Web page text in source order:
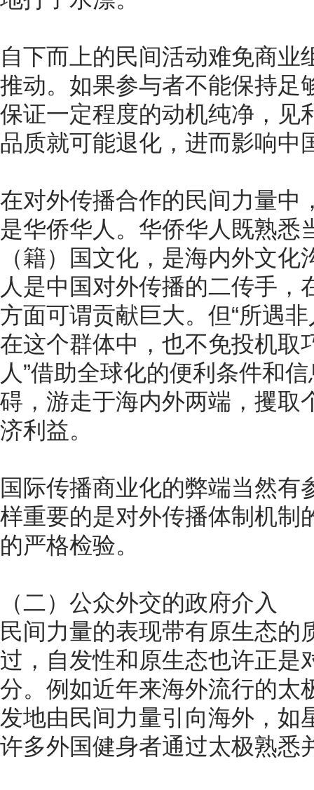
自下而上的民间活动难免商业
推动。如果参与者不能保持足
保证一定程度的动机纯净，见
品质就可能退化，进而影响中
在对外传播合作的民间力量中
是华侨华人。华侨华人既熟悉
（籍）国文化，是海内外文
人是中国对外传播的二传手，
方面可谓贡献巨大。但“所遇
在这个群体中，也不免投机取
人”借助全球化的便利条件和
碍，游走于海内外两端，攫取
济利益。
国际传播商业化的弊端当然有
样重要的是对外传播体制机制
的严格检验。
（二）公众外交的政府介入
民间力量的表现带有原生态的
过，自发性和原生态也许正是
分。例如近年来海外流行的太
发地由民间力量引向海外，如
许多外国健身者通过太极熟